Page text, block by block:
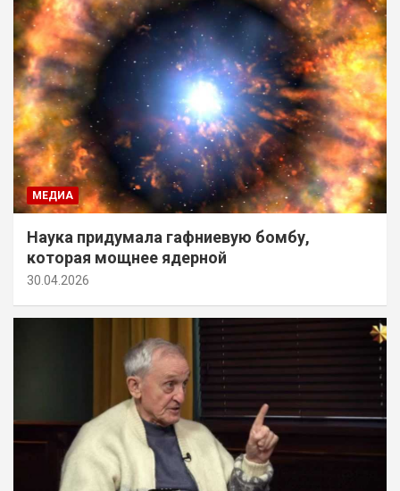
МЕДИА
Наука придумала гафниевую бомбу,
которая мощнее ядерной
30.04.2026